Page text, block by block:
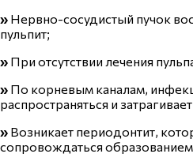
» Нервно-сосудистый пучок
пульпит;
» При отсутствии лечения
» По корневым каналам,
распространяться и
» Возникает периодонтит,
сопровождаться